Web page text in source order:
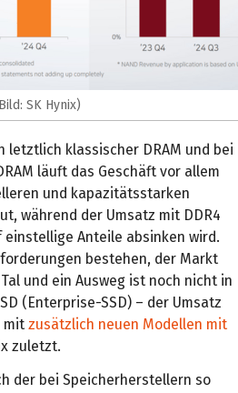
SK Hynix)
letztlich klassischer DRAM und bei
läuft das Geschäft vor allem
und kapazitätsstarken
während der Umsatz mit DDR4
einstellige Anteile absinken wird.
bestehen, der Markt
und ein Ausweg ist noch nicht in
(Enterprise-SSD) – der Umsatz
mit zusätzlich neuen Modellen mit
zuletzt.
der bei Speicherherstellern so